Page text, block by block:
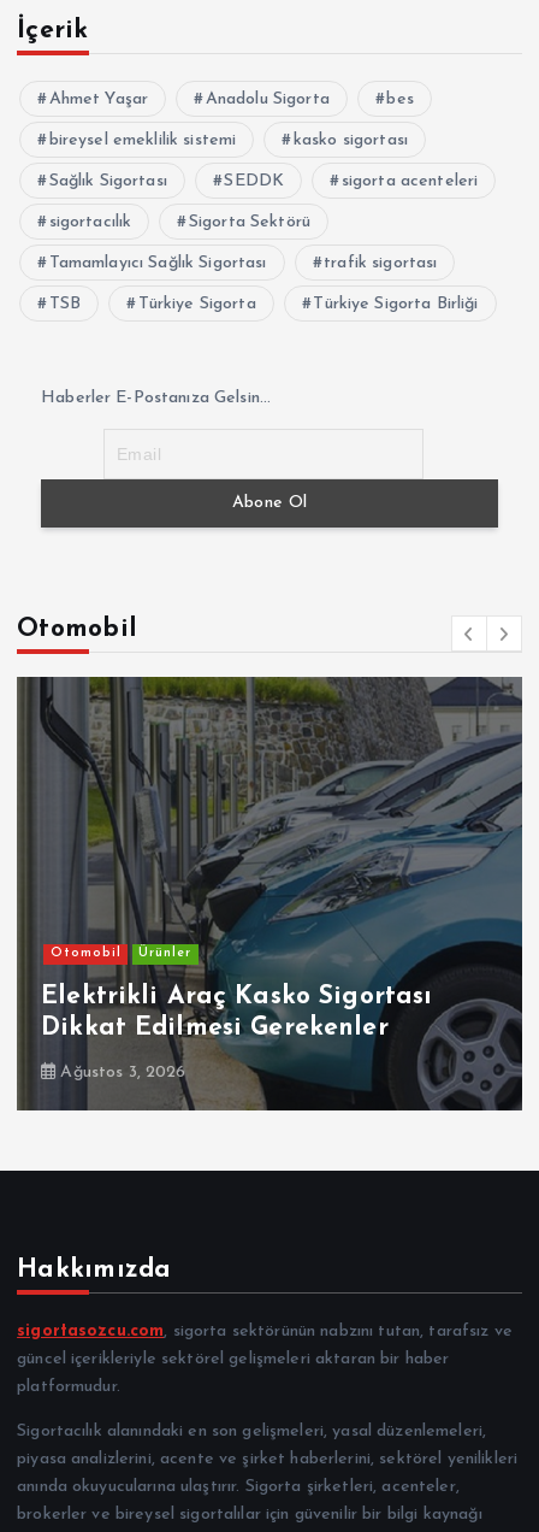
İçerik
Ahmet Yaşar Anadolu Sigorta bes
bireysel emeklilik sistemi kasko sigortası
Sağlık Sigortası SEDDK sigorta acenteleri
sigortacılık Sigorta Sektörü
Tamamlayıcı Sağlık Sigortası trafik sigortası
TSB Türkiye Sigorta Türkiye Sigorta Birliği
Haberler E-Postanıza Gelsin...
Otomobil
Otomobil Ürünler
Elektrikli Araç Kasko Sigortası
Dikkat Edilmesi Gerekenler
Ağustos 3, 2026
Hakkımızda
sigortasozcu.com, sigorta sektörünün nabzını tutan, tarafsız ve
güncel içerikleriyle sektörel gelişmeleri aktaran bir haber
platformudur.
Sigortacılık alanındaki en son gelişmeleri, yasal düzenlemeleri,
piyasa analizlerini, acente ve şirket haberlerini, sektörel yenilikleri
anında okuyucularına ulaştırır. Sigorta şirketleri, acenteler,
brokerler ve bireysel sigortalılar için güvenilir bir bilgi kaynağı